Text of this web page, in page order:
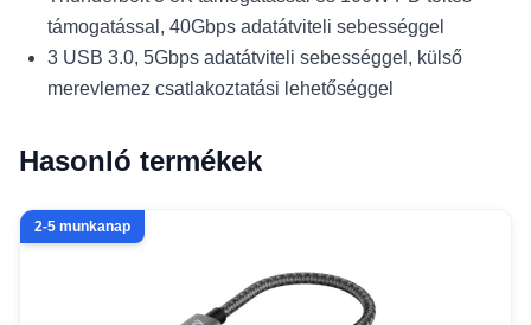
támogatással, 40Gbps adatátviteli sebességgel
3 USB 3.0, 5Gbps adatátviteli sebességgel, külső
merevlemez csatlakoztatási lehetőséggel
Hasonló termékek
2-5 munkanap